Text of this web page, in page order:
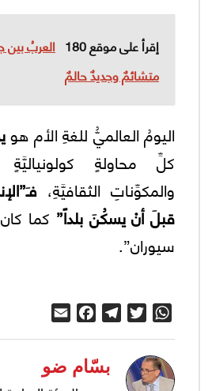
إقرأ على موقع 180
العربُ بين
متشائمٌ وجديدٌ حالمٌ
اليومُ العالميُّ للغةِ الأم هو
كلِّ محاولةٍ كولونياليَّةٍ
والمكوِّناتِ الثقافيَّةِ،
قبلَ أنْ يسكُنَ بلداً” كما
سيوران”.
WhatsApp
Twitter
Telegram
Facebook
بسّام ضو